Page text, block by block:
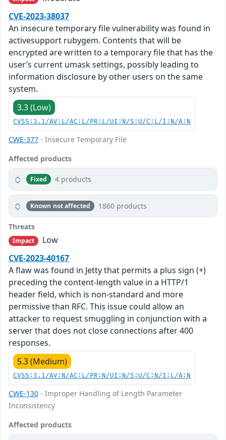
CVE-2023-38037
An insecure temporary file vulnerability was found in
activesupport rubygem. Contents that will be
encrypted are written to a temporary file that has the
user’s current umask settings, possibly leading to
information disclosure by other users on the same
system.
3.3 (Low)
CVSS:3.1/AV:L/AC:L/PR:L/UI:N/S:U/C:L/I:N/A:N
CWE-377 - Insecure Temporary File
Affected products
Fixed 4 products
Known not affected 1860 products
Threats
Impact
Low
CVE-2023-40167
A flaw was found in Jetty that permits a plus sign (+)
preceding the content-length value in a HTTP/1
header field, which is non-standard and more
permissive than RFC. This issue could allow an
attacker to request smuggling in conjunction with a
server that does not close connections after 400
responses.
5.3 (Medium)
CVSS:3.1/AV:N/AC:L/PR:N/UI:N/S:U/C:N/I:L/A:N
CWE-130 - Improper Handling of Length Parameter
Inconsistency
Affected products